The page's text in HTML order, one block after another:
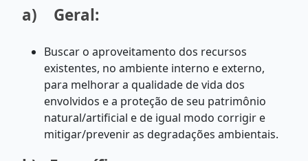
a) Geral:
Buscar o aproveitamento dos recursos
existentes, no ambiente interno e externo,
para melhorar a qualidade de vida dos
envolvidos e a proteção de seu patrimônio
natural/artificial e de igual modo corrigir e
mitigar/prevenir as degradações ambientais.